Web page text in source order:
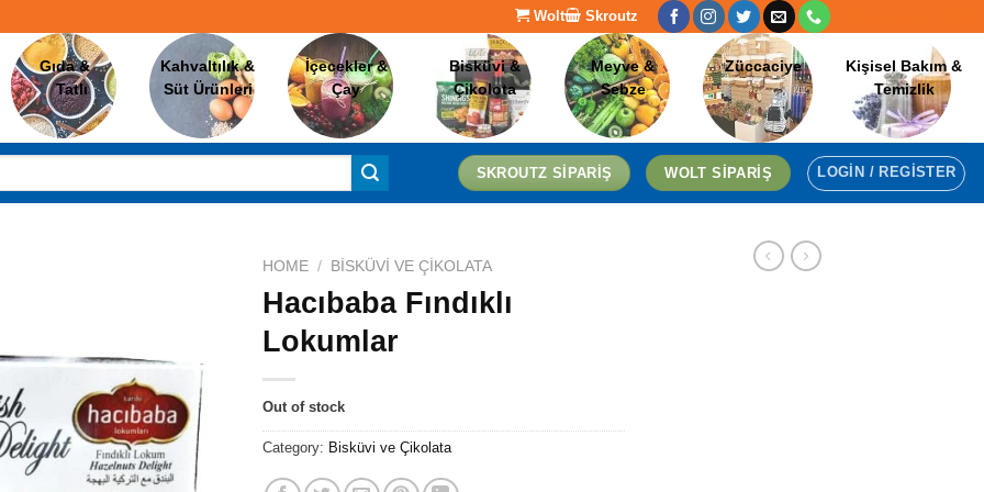
Wolt Skroutz
Gıda &
Tatlı
Kahvaltılık &
Süt Ürünleri
İçecekler &
Çay
Bisküvi &
Çikolota
Meyve &
Sebze
Züccaciye
Kişisel Bakım &
Temizlik
SKROUTZ SIPARIŞ WOLT SIPARIŞ LOGIN / REGISTER
Ekle
HOME / BISKÜVI VE ÇIKOLATA
Hacıbaba Fındıklı
Lokumlar
Out of stock
Category: Bisküvi ve Çikolata